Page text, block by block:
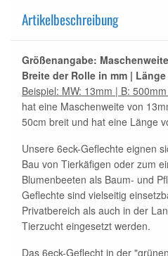
Artikelbeschreibung
Größenangabe:
Breite der Rolle in mm |
Beispiel: MW: 13mm | B:
hat eine Maschenweite von
50cm breit und hat eine Länge
Unsere 6eck-Geflechte eignen
Bau von Tierkäfigen oder zum
Blumenbeeten als Baum- und
Geflechte sind vielseitig
Privatbereich als auch in der
Tierzucht eingesetzt werden.
Das 6eck-Geflecht in der